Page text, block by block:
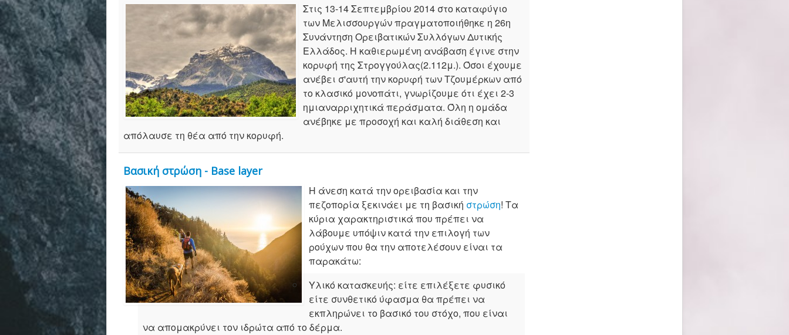
Στις 13-14 Σεπτεμβρίου 2014 στο καταφύγιο
των Μελισσουργών πραγματοποιήθηκε η 26η
Συνάντηση Ορειβατικών Συλλόγων Δυτικής
Ελλάδος. Η καθιερωμένη ανάβαση έγινε στην
κορυφή της Στρογγούλας(2.112μ.). Όσοι έχουμε
ανέβει σ'αυτή την κορυφή των Τζουμέρκων από
το κλασικό μονοπάτι, γνωρίζουμε ότι έχει 2-3
ημιαναρριχητικά περάσματα. Όλη η ομάδα
ανέβηκε με προσοχή και καλή διάθεση και
απόλαυσε τη θέα από την κορυφή.
Βασική στρώση - Base layer
Η άνεση κατά την ορειβασία και την
πεζοπορία ξεκινάει με τη βασική στρώση! Τα
κύρια χαρακτηριστικά που πρέπει να
λάβουμε υπόψιν κατά την επιλογή των
ρούχων που θα την αποτελέσουν είναι τα
παρακάτω:
Υλικό κατασκευής: είτε επιλέξετε φυσικό
είτε συνθετικό ύφασμα θα πρέπει να
εκπληρώνει το βασικό του στόχο, που είναι
να απομακρύνει τον ιδρώτα από το δέρμα.